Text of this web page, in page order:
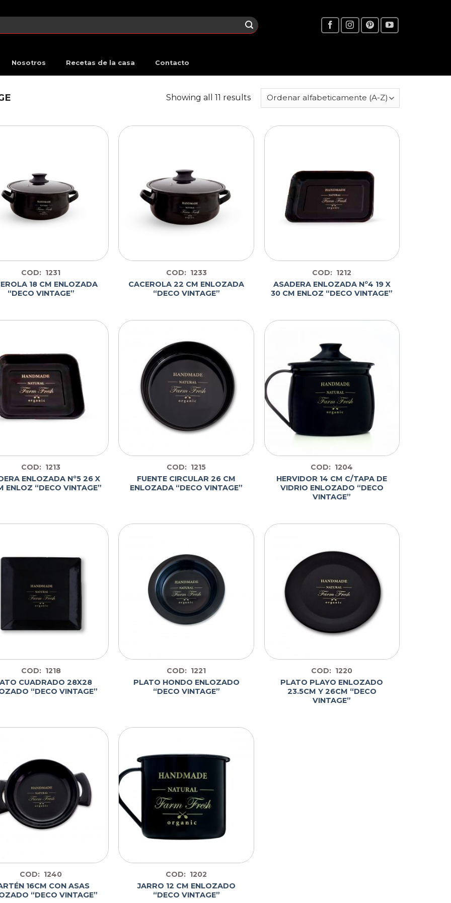
Nosotros Recetas de la casa Contacto
Showing all 11 results
COD: 1231
18 CM ENLOZADA
“DECO VINTAGE”
COD: 1233
CACEROLA 22 CM ENLOZADA
“DECO VINTAGE”
COD: 1212
ASADERA ENLOZADA Nº4 19 X
30 CM ENLOZ “DECO VINTAGE”
COD: 1213
ENLOZADA Nº5 26 X
ENLOZ “DECO VINTAGE”
COD: 1215
FUENTE CIRCULAR 26 CM
ENLOZADA “DECO VINTAGE”
COD: 1204
HERVIDOR 14 CM C/TAPA DE
VIDRIO ENLOZADO “DECO
VINTAGE”
COD: 1218
CUADRADO 28X28
“DECO VINTAGE”
COD: 1221
PLATO HONDO ENLOZADO
“DECO VINTAGE”
COD: 1220
PLATO PLAYO ENLOZADO
23.5CM Y 26CM “DECO
VINTAGE”
COD: 1240
16CM CON ASAS
“DECO VINTAGE”
COD: 1202
JARRO 12 CM ENLOZADO
“DECO VINTAGE”